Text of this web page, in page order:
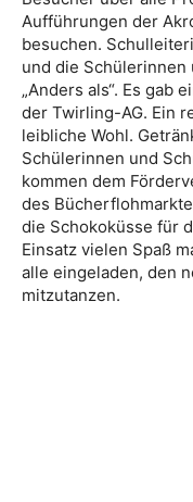
Aufführungen der
besuchen.
und die Schülerinnen
„Anders als“. Es gab
der Twirling-AG. Ein
leibliche Wohl.
Schülerinnen und
kommen dem
des
die Schokoküsse für
Einsatz vielen Spaß
alle eingeladen, den
mitzutanzen.